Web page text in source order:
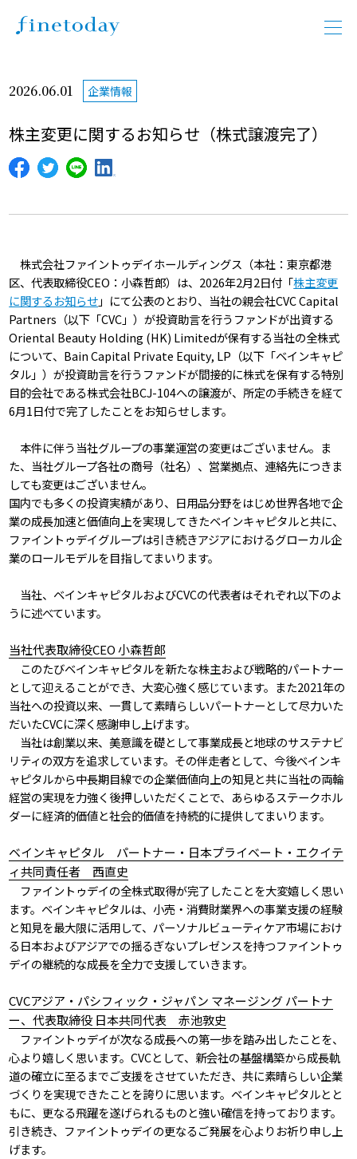
2026.06.01 企業情報
株主変更に関するお知らせ（株式譲渡完了）
株式会社ファイントゥデイホールディングス（本社：東京都港
区、代表取締役CEO：小森哲郎）は、2026年2月2日付「株主変更
に関するお知らせ」にて公表のとおり、当社の親会社CVC Capital
Partners（以下「CVC」）が投資助言を行うファンドが出資する
Oriental Beauty Holding (HK) Limitedが保有する当社の全株式
について、Bain Capital Private Equity, LP（以下「ベインキャピ
タル」）が投資助言を行うファンドが間接的に株式を保有する特別
目的会社である株式会社BCJ-104への譲渡が、所定の手続きを経て
6月1日付で完了したことをお知らせします。
本件に伴う当社グループの事業運営の変更はございません。ま
た、当社グループ各社の商号（社名）、営業拠点、連絡先につきま
しても変更はございません。
国内でも多くの投資実績があり、日用品分野をはじめ世界各地で企
業の成長加速と価値向上を実現してきたベインキャピタルと共に、
ファイントゥデイグループは引き続きアジアにおけるグローカル企
業のロールモデルを目指してまいります。
当社、ベインキャピタルおよびCVCの代表者はそれぞれ以下のよ
うに述べています。
当社代表取締役CEO 小森哲郎
このたびベインキャピタルを新たな株主および戦略的パートナー
として迎えることができ、大変心強く感じています。また2021年の
当社への投資以来、一貫して素晴らしいパートナーとして尽力いた
だいたCVCに深く感謝申し上げます。
当社は創業以来、美意識を礎として事業成長と地球のサステナビ
リティの双方を追求しています。その伴走者として、今後ベインキ
ャピタルから中長期目線での企業価値向上の知見と共に当社の両輪
経営の実現を力強く後押しいただくことで、あらゆるステークホル
ダーに経済的価値と社会的価値を持続的に提供してまいります。
ベインキャピタル パートナー・日本プライベート・エクイテ
ィ共同責任者 西直史
ファイントゥデイの全株式取得が完了したことを大変嬉しく思い
ます。ベインキャピタルは、小売・消費財業界への事業支援の経験
と知見を最大限に活用して、パーソナルビューティケア市場におけ
る日本およびアジアでの揺るぎないプレゼンスを持つファイントゥ
デイの継続的な成長を全力で支援していきます。
CVCアジア・パシフィック・ジャパン マネージング パートナ
ー、代表取締役 日本共同代表 赤池敦史
ファイントゥデイが次なる成長への第一歩を踏み出したことを、
心より嬉しく思います。CVCとして、新会社の基盤構築から成長軌
道の確立に至るまでご支援をさせていただき、共に素晴らしい企業
づくりを実現できたことを誇りに思います。ベインキャピタルとと
もに、更なる飛躍を遂げられるものと強い確信を持っております。
引き続き、ファイントゥデイの更なるご発展を心よりお祈り申し上
げます。